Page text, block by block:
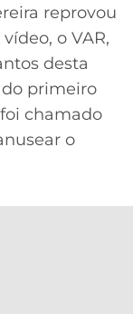
reprovou
o VAR,
desta
primeiro
chamado
o